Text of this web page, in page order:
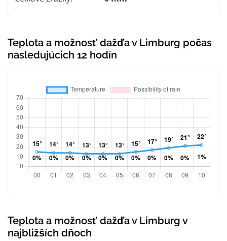
Teplota a možnosť dažďa v Limburg počas
nasledujúcich 12 hodín
Teplota a možnosť dažďa v Limburg v
najbližších dňoch